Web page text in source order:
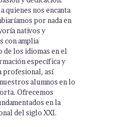
quienes nos encanta
por nada en
nativos y
con amplia
los idiomas en el
específica y
profesional, así
alumnos en lo
Ofrecemos
en la
del siglo XXI.